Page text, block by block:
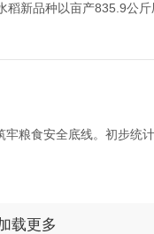
新品种以亩产835.9公斤
粮食安全底线。初步统
载更多